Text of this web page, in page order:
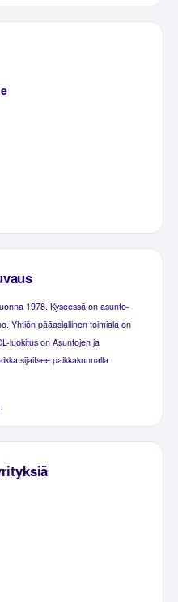
1978. Kyseessä on asunto-
Yhtiön pääasiallinen toimiala on
luokitus on Asuntojen ja
sijaitsee paikkakunnalla